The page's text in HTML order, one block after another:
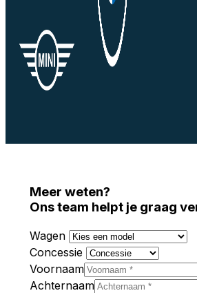
Meer weten?
Ons team helpt je graag
Wagen
Concessie
Voornaam
Achternaam